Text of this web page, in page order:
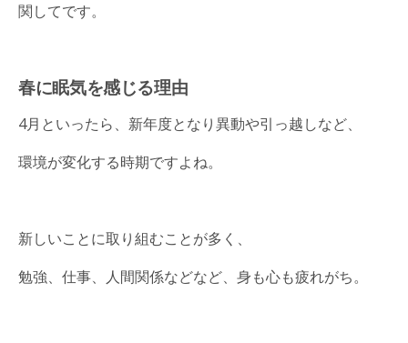
関してです。
春に眠気を感じる理由
4月といったら、新年度となり異動や引っ越しなど、
環境が変化する時期ですよね。
新しいことに取り組むことが多く、
勉強、仕事、人間関係などなど、身も心も疲れがち。